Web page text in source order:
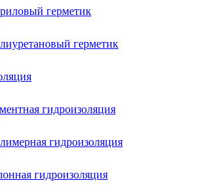
герметик
герметик
гидроизоляция
гидроизоляция
гидроизоляция